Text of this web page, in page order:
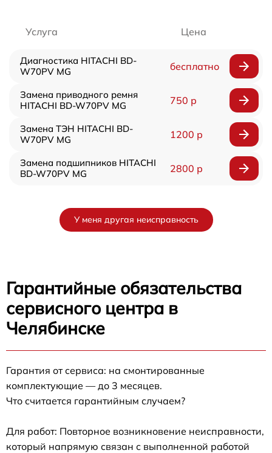
Услуга Цена
Диагностика HITACHI BD-
W70PV MG
бесплатно
Замена приводного ремня
HITACHI BD-W70PV MG
750 р
Замена ТЭН HITACHI BD-
W70PV MG
1200 р
Замена подшипников HITACHI
BD-W70PV MG
2800 р
У меня другая неисправность
Гарантийные обязательства
сервисного центра в
Челябинске
Гарантия от сервиса: на смонтированные
комплектующие — до 3 месяцев.
Что считается гарантийным случаем?
Для работ: Повторное возникновение неисправности,
который напрямую связан с выполненной работой